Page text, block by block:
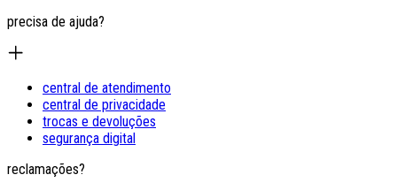
precisa de ajuda?
central de atendimento
central de privacidade
trocas e devoluções
segurança digital
reclamações?